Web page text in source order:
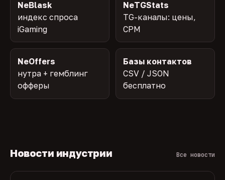
NeBlask
индекс спроса
iGaming
NeTGStats
TG-каналы: цены,
CPM
NeOffers
нутра + гемблинг
офферы
Базы контактов
CSV / JSON
бесплатно
Новости индустрии Все новости